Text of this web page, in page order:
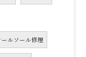
ルソール修理